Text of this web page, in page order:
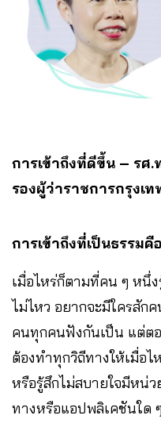
การเข้าถึงที่ดีขึ้น – รศ.
รองผู้ว่าราชการกรุงเ
การเข้าถึงที่เป็นธรรมคื
เมื่อไหร่ก็ตามที่คน ๆ หนึ่
ไม่ไหว อยากจะมีใครสัก
คนทุกคนฟังกันเป็น แต่ต
ต้องทำทุกวิถีทางให้เมื่อ
หรือรู้สึกไม่สบายใจมีหน่
ทางหรือแอปพลิเคชันใด